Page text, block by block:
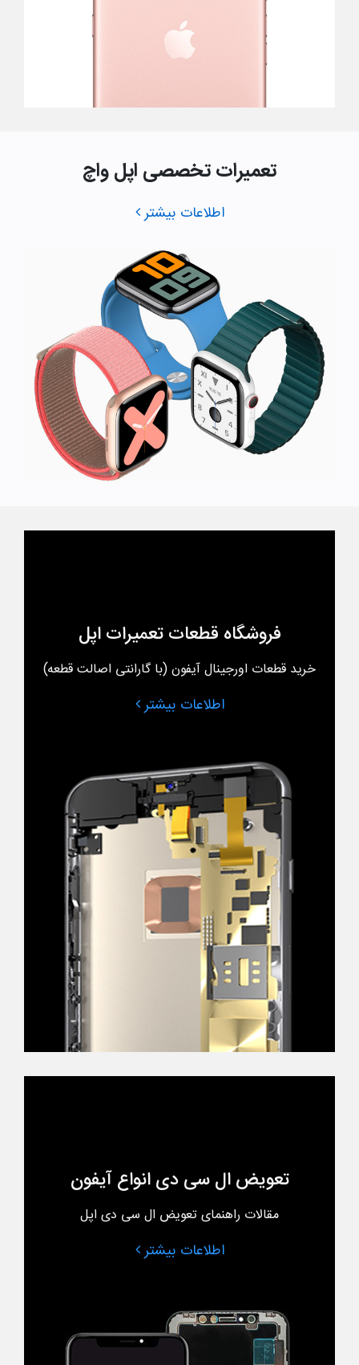
تعمیرات تخصصی اپل واچ
اطلاعات بیشتر
فروشگاه قطعات تعمیرات اپل
خرید قطعات اورجینال آیفون (با گارانتی اصالت قطعه)
اطلاعات بیشتر
تعویض ال سی دی انواع آیفون
مقالات راهنمای تعویض ال سی دی اپل
اطلاعات بیشتر